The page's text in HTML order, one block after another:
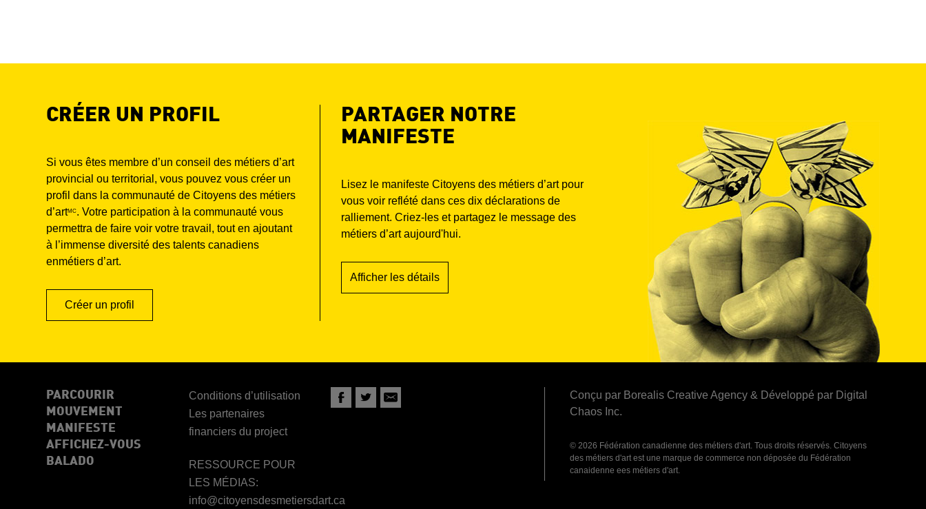
CRÉER UN PROFIL
Si vous êtes membre d’un conseil des métiers d’art
provincial ou territorial, vous pouvez vous créer un
profil dans la communauté de Citoyens des métiers
d’artMC. Votre participation à la communauté vous
permettra de faire voir votre travail, tout en ajoutant
à l’immense diversité des talents canadiens
enmétiers d’art.
Créer un profil
PARTAGER NOTRE
MANIFESTE
Lisez le manifeste Citoyens des métiers d’art pour
vous voir reflété dans ces dix déclarations de
ralliement. Criez-les et partagez le message des
métiers d’art aujourd'hui.
Afficher les détails
PARCOURIR
MOUVEMENT
MANIFESTE
AFFICHEZ-VOUS
BALADO
Conditions d’utilisation
Les partenaires
financiers du project
RESSOURCE POUR
LES MÉDIAS:
info@citoyensdesmetiersdart.ca
Conçu par Borealis Creative Agency & Développé par Digital
Chaos Inc.
© 2026 Fédération canadienne des métiers d'art. Tous droits réservés. Citoyens
des métiers d'art est une marque de commerce non déposée du Fédération
canaidenne ees métiers d'art.